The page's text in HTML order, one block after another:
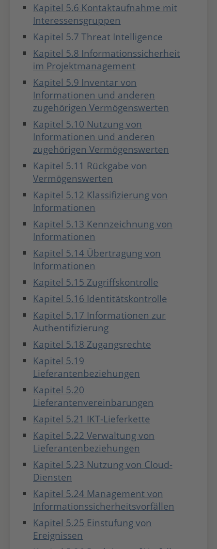
Kapitel 5.6 Kontaktaufnahme mit
Interessensgruppen
Kapitel 5.7 Threat Intelligence
Kapitel 5.8 Informationssicherheit
im Projektmanagement
Kapitel 5.9 Inventar von
Informationen und anderen
zugehörigen Vermögenswerten
Kapitel 5.10 Nutzung von
Informationen und anderen
zugehörigen Vermögenswerten
Kapitel 5.11 Rückgabe von
Vermögenswerten
Kapitel 5.12 Klassifizierung von
Informationen
Kapitel 5.13 Kennzeichnung von
Informationen
Kapitel 5.14 Übertragung von
Informationen
Kapitel 5.15 Zugriffskontrolle
Kapitel 5.16 Identitätskontrolle
Kapitel 5.17 Informationen zur
Authentifizierung
Kapitel 5.18 Zugangsrechte
Kapitel 5.19
Lieferantenbeziehungen
Kapitel 5.20
Lieferantenvereinbarungen
Kapitel 5.21 IKT-Lieferkette
Kapitel 5.22 Verwaltung von
Lieferantenbeziehungen
Kapitel 5.23 Nutzung von Cloud-
Diensten
Kapitel 5.24 Management von
Informationssicherheitsvorfällen
Kapitel 5.25 Einstufung von
Ereignissen